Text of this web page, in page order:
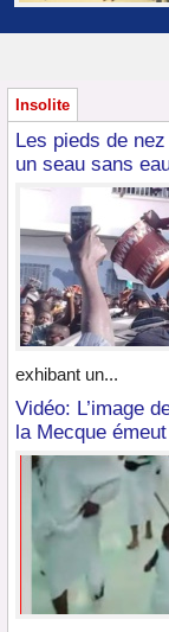
Insolite
Les pieds de
un seau sans
exhibant un...
Vidéo: L’image
la Mecque